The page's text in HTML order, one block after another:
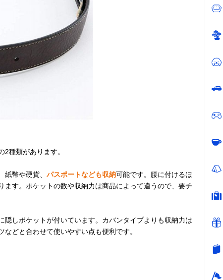
のアウト
の着用も
約長さ56cm
ナイロン混紡、
ポリエステル、
ング防止
プ
約幅30×高さ
種類があります。
幣や硬貨、 パスポートなども収納可能です。腰に付けるほ
す。ポケットの数や収納力は商品によって違うので、要チ
隠しポケットが付いています。カバンタイプよりも収納力は
どと合わせて使いやすい点も便利です。